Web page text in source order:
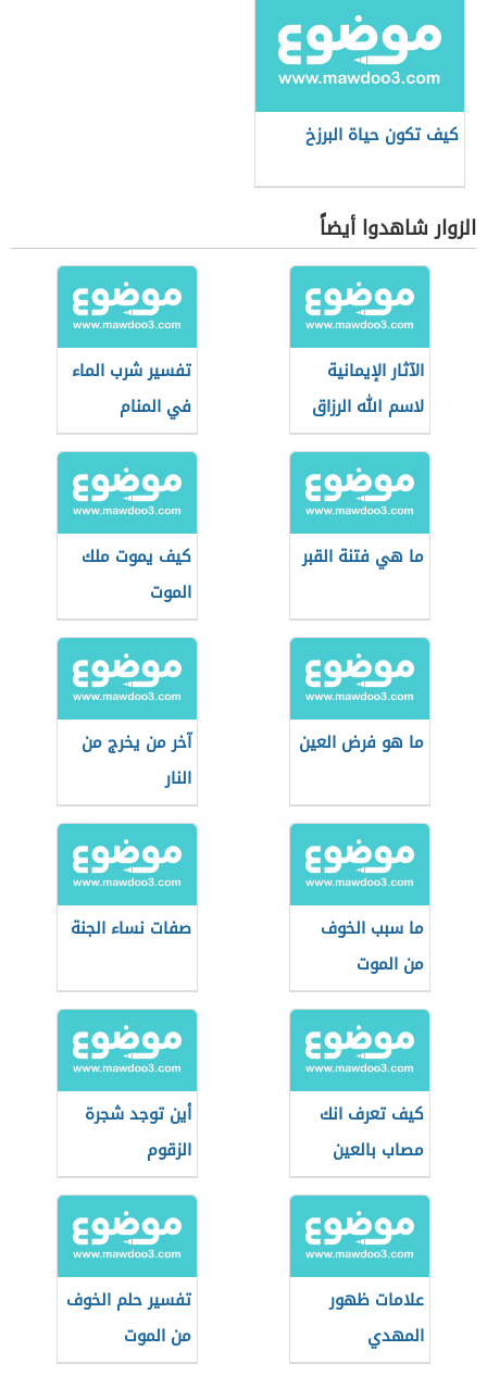
كيف تكون حياة البرزخ
الزوار شاهدوا أيضاً
الآثار الإيمانية
لاسم الله الرزاق
تفسير شرب الماء
في المنام
ما هي فتنة القبر
كيف يموت ملك
الموت
ما هو فرض العين
آخر من يخرج من
النار
ما سبب الخوف
من الموت
صفات نساء الجنة
كيف تعرف انك
مصاب بالعين
أين توجد شجرة
الزقوم
علامات ظهور
المهدي
تفسير حلم الخوف
من الموت